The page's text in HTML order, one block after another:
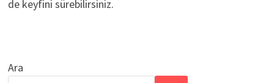
de keyfini sürebilirsiniz.
Ara